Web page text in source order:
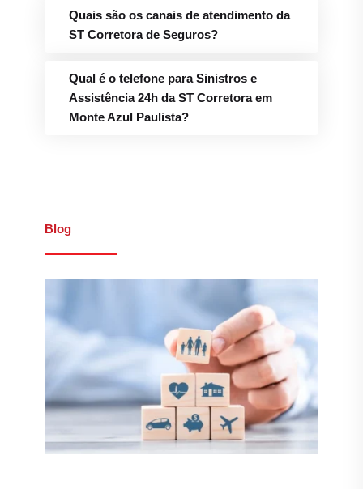
Quais são os canais de atendimento da
ST Corretora de Seguros?
Qual é o telefone para Sinistros e
Assistência 24h da ST Corretora em
Monte Azul Paulista?
Blog